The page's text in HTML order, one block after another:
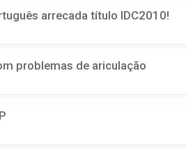
arrecada título IDC2010!
problemas de ariculação